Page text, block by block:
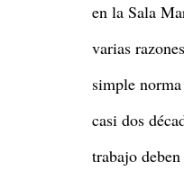
en la Sala
varias
simple
casi dos
trabajo